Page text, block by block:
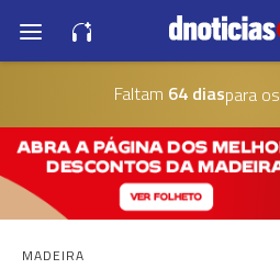
Faltam 64 diaspara os
MADEIRA